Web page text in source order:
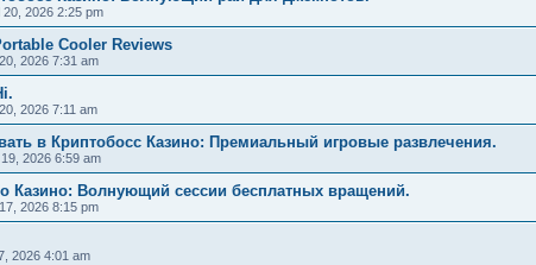
20, 2026 2:25 pm
Cooler Reviews
2026 7:31 am
2026 7:11 am
в Криптобосс Казино: Премиальный игровые развлечения.
2026 6:59 am
Казино: Волнующий сессии бесплатных вращений.
2026 8:15 pm
2026 4:01 am